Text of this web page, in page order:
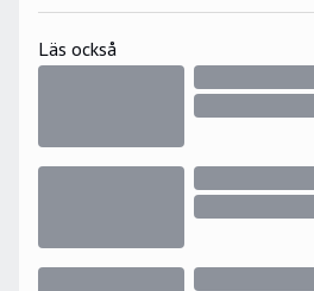
Läs också